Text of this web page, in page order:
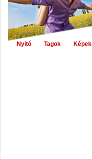
Nyitó Tagok Képek